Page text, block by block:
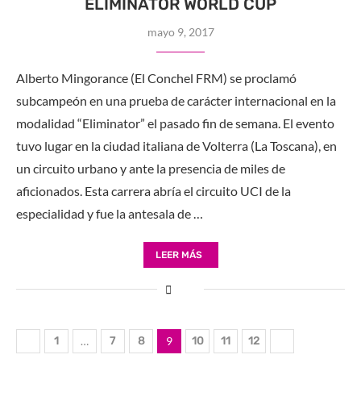
ELIMINATOR WORLD CUP
mayo 9, 2017
Alberto Mingorance (El Conchel FRM) se proclamó
subcampeón en una prueba de carácter internacional en la
modalidad “Eliminator” el pasado fin de semana. El evento
tuvo lugar en la ciudad italiana de Volterra (La Toscana), en
un circuito urbano y ante la presencia de miles de
aficionados. Esta carrera abría el circuito UCI de la
especialidad y fue la antesala de …
LEER MÁS
1 … 7 8 9 10 11 12